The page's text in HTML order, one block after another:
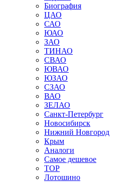
Биография
ЦАО
САО
ЮАО
ЗАО
ТИНАО
СВАО
ЮВАО
ЮЗАО
СЗАО
ВАО
ЗЕЛАО
Санкт-Петербург
Новосибирск
Нижний Новгород
Крым
Аналоги
Самое дешевое
TOP
Лотошино